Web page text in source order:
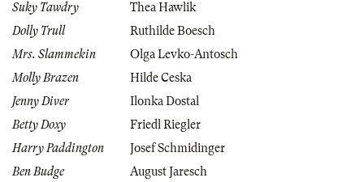
Suky Tawdry
Thea Hawlik
Dolly Trull
Ruthilde Boesch
Mrs. Slammekin
Olga Levko-Antosch
Molly Brazen
Hilde Ceska
Jenny Diver
Ilonka Dostal
Betty Doxy
Friedl Riegler
Harry Paddington
Josef Schmidinger
Ben Budge
August Jaresch